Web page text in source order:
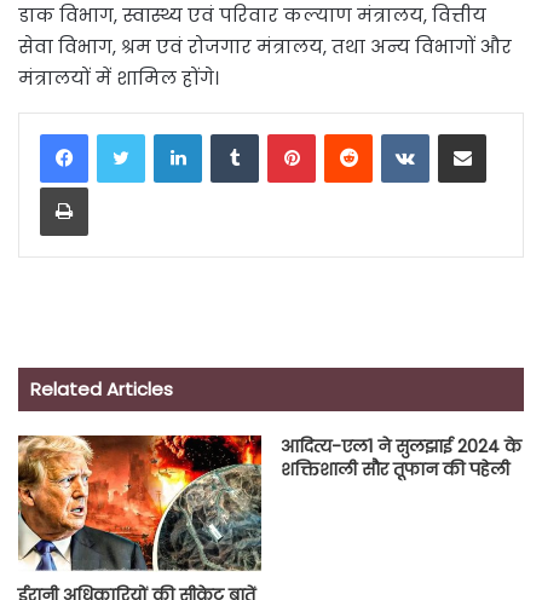
डाक विभाग, स्वास्थ्य एवं परिवार कल्याण मंत्रालय, वित्तीय
सेवा विभाग, श्रम एवं रोजगार मंत्रालय, तथा अन्य विभागों और
मंत्रालयों में शामिल होंगे।
LinkedInTumblrPinterestReddit VKontakteShare via Email
Print
Related Articles
ईरानी अधिकारियों की सीक्रेट बातें
आदित्य-एल1 ने सुलझाई 2024 के
शक्तिशाली सौर तूफान की पहेली